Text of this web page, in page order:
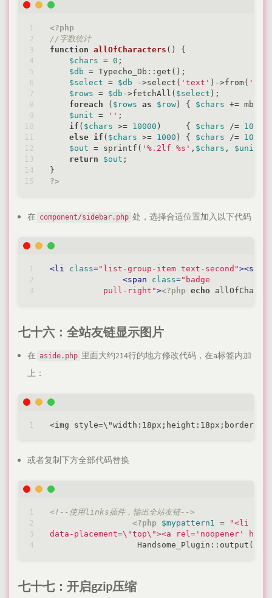
<?php
//字数统计
function allOfCharacters ( ) {
$chars = 0 ;
$db = Typecho_Db::get();
$select = $db ->select( 'text' )->from(
$rows = $db ->fetchAll( $select );
foreach ( $rows as $row ) { $chars +=
$unit = '' ;
if ( $chars >= 10000 )     { $chars /= 10000
else if ( $chars >= 1000 ) { $chars /= 1000
$out = sprintf( '%.2lf %s' , $chars , $unit
return
$out ;
?>
在 component/sidebar.php 处，选择合适位置加入以下代码
<li class="list-group-item text-second"><span
<span class="badge
           pull-right"
><?php echo
七十六：全站友链显示图片
在 aside.php 里面大约214行的地方修改代码，在a标签内加
上：
或者复制下方全部代码替换
<!--使用links插件，输出全站友链-->
<?php
$mypattern1 =
"<li
data-placement=\"top\"><a rel='noopener'
                  Handsome_Plugin::output(
七十七：开启gzip压缩